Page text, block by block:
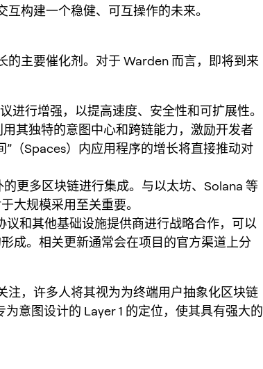
构建一个稳健、可互操作的未来。
的主要催化剂。对于 Warden 而言，即将到来
进行增强，以提高速度、安全性和可扩展性。
用其独特的意图中心和跨链能力，激励开发者
”（Spaces）内应用程序的增长将直接推动对
的更多区块链进行集成。与以太坊、Solana 等
大规模采用至关重要。
议和其他基础设施提供商进行战略合作，可以
成。相关更新通常会在项目的官方渠道上分
注，许多人将其视为为终端用户抽象化区块链
意图设计的 Layer 1 的定位，使其具有强大的